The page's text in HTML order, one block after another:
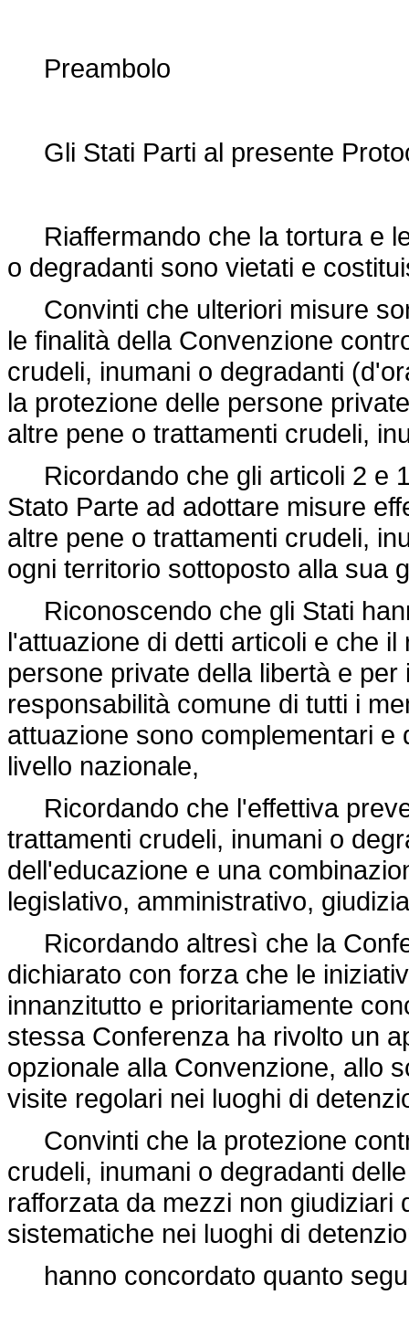
Preambolo
Gli Stati Parti al presente
Riaffermando che la tortura e
o degradanti sono vietati e
Convinti che ulteriori misure
le finalità della Convenzione
crudeli, inumani o degradanti
la protezione delle persone
altre pene o trattamenti crudeli,
Ricordando che gli articoli 2 e
Stato Parte ad adottare misure
altre pene o trattamenti crudeli,
ogni territorio sottoposto alla sua
Riconoscendo che gli Stati
l'attuazione di detti articoli e che
persone private della libertà e
responsabilità comune di tutti i
attuazione sono complementari
livello nazionale,
Ricordando che l'effettiva
trattamenti crudeli, inumani o
dell'educazione e una
legislativo, amministrativo,
Ricordando altresì che la
dichiarato con forza che le
innanzitutto e prioritariamente
stessa Conferenza ha rivolto un
opzionale alla Convenzione, allo
visite regolari nei luoghi di
Convinti che la protezione
crudeli, inumani o degradanti
rafforzata da mezzi non
sistematiche nei luoghi di
hanno concordato quanto